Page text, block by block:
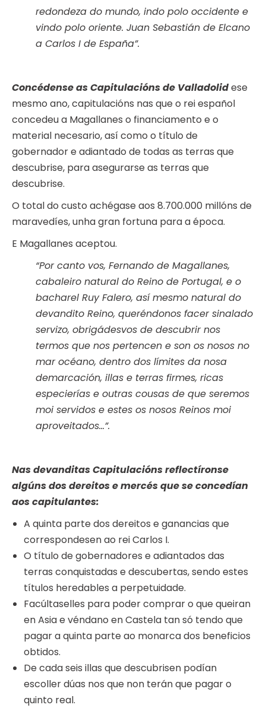
redondeza do mundo, indo polo occidente e
vindo polo oriente. Juan Sebastián de Elcano
a Carlos I de España”.
Concédense as Capitulacións de Valladolidese
mesmo ano, capitulacións nas que o rei español
concedeu a Magallanes o financiamento e o
material necesario, así como o título de
gobernador e adiantado de todas as terras que
descubrise, para asegurarse as terras que
descubrise.
O total do custo achégase aos 8.700.000 millóns de
maravedíes, unha gran fortuna para a época.
E Magallanes aceptou.
“Por canto vos, Fernando de Magallanes,
cabaleiro natural do Reino de Portugal, e o
bacharel Ruy Falero, así mesmo natural do
devandito Reino, queréndonos facer sinalado
servizo, obrigádesvos de descubrir nos
termos que nos pertencen e son os nosos no
mar océano, dentro dos límites da nosa
demarcación, illas e terras firmes, ricas
especierías e outras cousas de que seremos
moi servidos e estes os nosos Reinos moi
aproveitados…”.
Nas devanditas Capitulacións reflectíronse
algúns dos dereitos e mercés que se concedían
aos capitulantes:
A quinta parte dos dereitos e ganancias que
correspondesen ao rei Carlos I.
O título de gobernadores e adiantados das
terras conquistadas e descubertas, sendo estes
títulos heredables a perpetuidade.
Facúltaselles para poder comprar o que queiran
en Asia e véndano en Castela tan só tendo que
pagar a quinta parte ao monarca dos beneficios
obtidos.
De cada seis illas que descubrisen podían
escoller dúas nos que non terán que pagar o
quinto real.